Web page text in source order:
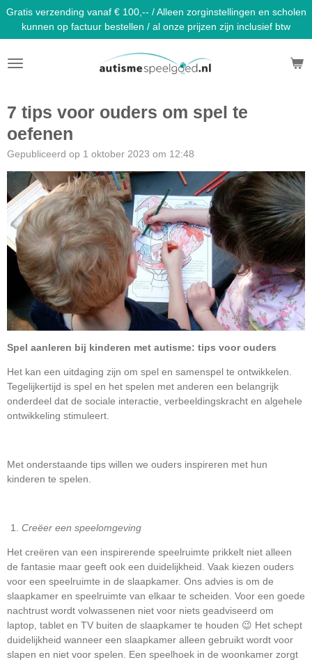
Ga
direct
naar
de
hoofdinhoud
Gratis verzending vanaf € 100,-- / Alleen zorginstellingen en scholen
kunnen op factuur bestellen / al onze prijzen zijn inclusief btw
7 tips voor ouders om spel te
oefenen
Gepubliceerd op 1 oktober 2023 om 12:48
Spel aanleren bij kinderen met autisme: tips voor ouders
Het kan een uitdaging zijn om spel en samenspel te ontwikkelen.
Tegelijkertijd is spel en het spelen met anderen een belangrijk
onderdeel dat de sociale interactie, verbeeldingskracht en algehele
ontwikkeling stimuleert.
Met onderstaande tips willen we ouders inspireren met hun
kinderen te spelen.
Creëer een speelomgeving
Het creëren van een inspirerende speelruimte prikkelt niet alleen
de fantasie maar geeft ook een duidelijkheid. Vaak kiezen ouders
voor een speelruimte in de slaapkamer. Ons advies is om de
slaapkamer en speelruimte van elkaar te scheiden. Voor een goede
nachtrust wordt volwassenen niet voor niets geadviseerd om
laptop, tablet en TV buiten de slaapkamer te houden 😉 Het schept
duidelijkheid wanneer een slaapkamer alleen gebruikt wordt voor
slapen en niet voor spelen. Een speelhoek in de woonkamer zorgt